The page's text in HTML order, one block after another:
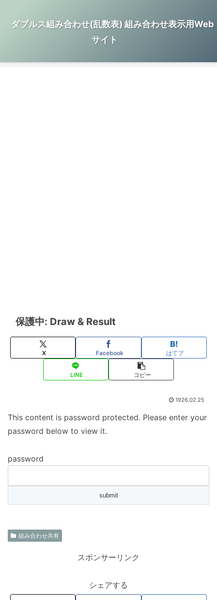
ダブルス組み合わせ(乱数表) 組み合わせ表示用Web
サイト
保護中: Draw & Result
X Facebook はてブ
LINE コピー
1926.02.25
This content is password protected. Please enter your
password below to view it.
password
組み合わせ共有
スポンサーリンク
シェアする